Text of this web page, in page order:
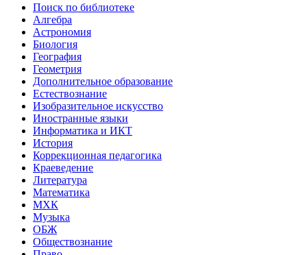
Поиск по библиотеке
Алгебра
Астрономия
Биология
География
Геометрия
Дополнительное образование
Естествознание
Изобразительное искусство
Иностранные языки
Информатика и ИКТ
История
Коррекционная педагогика
Краеведение
Литература
Математика
МХК
Музыка
ОБЖ
Обществознание